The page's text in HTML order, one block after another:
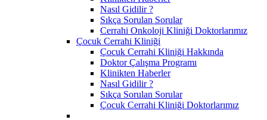
Nasıl Gidilir ?
Sıkça Sorulan Sorular
Cerrahi Onkoloji Kliniği Doktorlarımız
Çocuk Cerrahi Kliniği
Çocuk Cerrahi Kliniği Hakkında
Doktor Çalışma Programı
Klinikten Haberler
Nasıl Gidilir ?
Sıkça Sorulan Sorular
Çocuk Cerrahi Kliniği Doktorlarımız